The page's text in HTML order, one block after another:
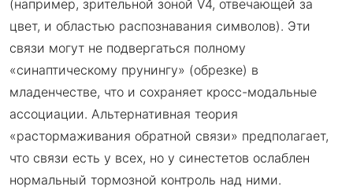
(например, зрительной зоной V4, отвечающей за
цвет, и областью распознавания символов). Эти
связи могут не подвергаться полному
«синаптическому прунингу» (обрезке) в
младенчестве, что и сохраняет кросс-модальные
ассоциации. Альтернативная теория
«растормаживания обратной связи» предполагает,
что связи есть у всех, но у синестетов ослаблен
нормальный тормозной контроль над ними.